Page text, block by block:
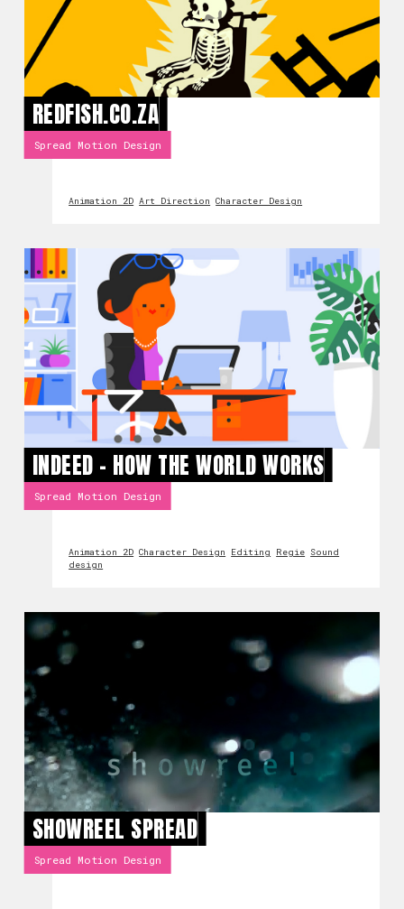
REDFISH.CO.ZA
Spread Motion Design
Animation 2D Art Direction Character Design
INDEED - HOW THE WORLD WORKS
Spread Motion Design
Animation 2D Character Design Editing Regie Sound
design
SHOWREEL SPREAD
Spread Motion Design